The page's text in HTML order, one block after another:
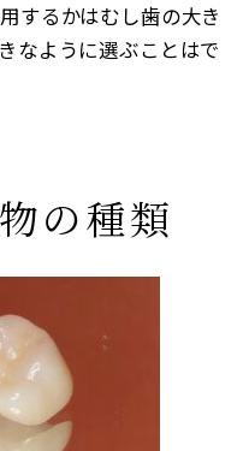
するかはむし歯の大き
なように選ぶことはで
の種類